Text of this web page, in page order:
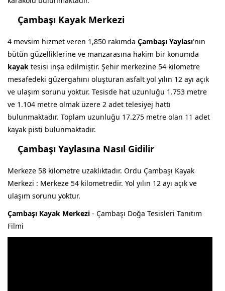
Çambaşı Kayak Merkezi
4 mevsim hizmet veren 1,850 rakımda Çambaşı Yaylası'nın
bütün güzelliklerine ve manzarasına hakim bir konumda
kayak tesisi inşa edilmiştir. Şehir merkezine 54 kilometre
mesafedeki güzergahını oluşturan asfalt yol yılın 12 ayı açık
ve ulaşım sorunu yoktur. Tesisde hat uzunluğu 1.753 metre
ve 1.104 metre olmak üzere 2 adet telesiyej hattı
bulunmaktadır. Toplam uzunluğu 17.275 metre olan 11 adet
kayak pisti bulunmaktadır.
Çambaşı Yaylasına Nasıl Gidilir
Merkeze 58 kilometre uzaklıktadır. Ordu Çambaşı Kayak
Merkezi : Merkeze 54 kilometredir. Yol yılın 12 ayı açık ve
ulaşım sorunu yoktur.
Çambaşı Kayak Merkezi - Çambaşı Doğa Tesisleri Tanıtım
Filmi